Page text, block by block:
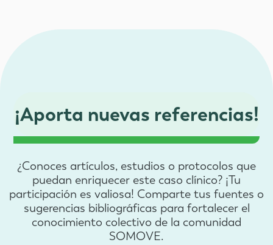
¡Aporta nuevas referencias!
¿Conoces artículos, estudios o protocolos que
puedan enriquecer este caso clínico? ¡Tu
participación es valiosa! Comparte tus fuentes o
sugerencias bibliográficas para fortalecer el
conocimiento colectivo de la comunidad
SOMOVE.